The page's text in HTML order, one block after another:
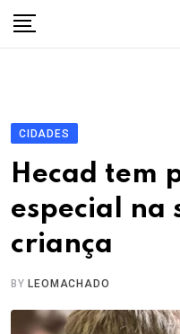
Skip
CIDADES
Hecad tem
especial na
criança
BYLEOMACHADO